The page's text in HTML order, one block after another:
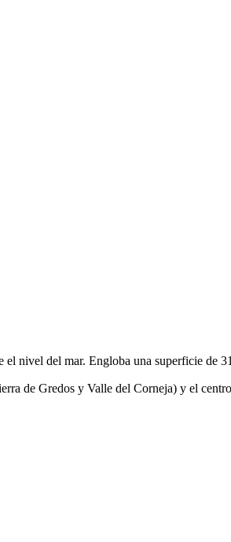
nivel del mar. Engloba una superficie de
de Gredos y Valle del Corneja) y el